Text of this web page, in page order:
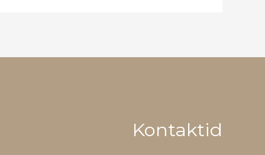
Kontaktid